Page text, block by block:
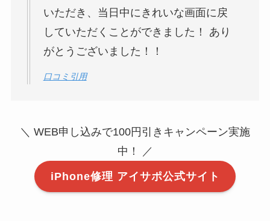
いただき、当日中にきれいな画面に戻
していただくことができました！ あり
がとうございました！！
口コミ引用
＼ WEB申し込みで100円引きキャンペーン実施
中！ ／
iPhone修理 アイサポ公式サイト